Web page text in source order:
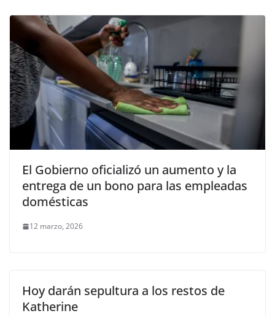
El Gobierno oficializó un aumento y la
entrega de un bono para las empleadas
domésticas
12 marzo, 2026
Hoy darán sepultura a los restos de
Katherine